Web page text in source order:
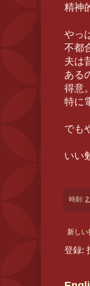
精神
やっ
不都
夫は
ある
得意
特に
でも
いい
時刻: 2
新しい
登録: